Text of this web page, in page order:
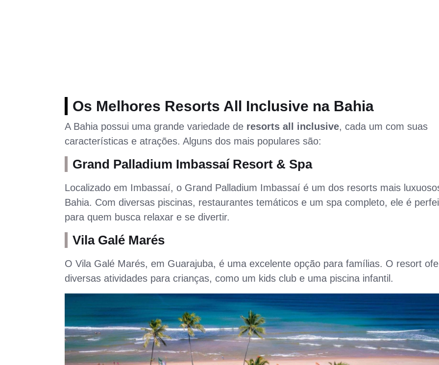
Os Melhores Resorts All Inclusive na Bahia
A Bahia possui uma grande variedade de resorts all inclusive, cada um com suas
características e atrações. Alguns dos mais populares são:
Grand Palladium Imbassaí Resort & Spa
Localizado em Imbassaí, o Grand Palladium Imbassaí é um dos resorts mais
Bahia. Com diversas piscinas, restaurantes temáticos e um spa completo, ele é
para quem busca relaxar e se divertir.
Vila Galé Marés
O Vila Galé Marés, em Guarajuba, é uma excelente opção para famílias. O resort
diversas atividades para crianças, como um kids club e uma piscina infantil.